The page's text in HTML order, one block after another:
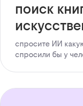
поиск
спросите ИИ
спросили бы у